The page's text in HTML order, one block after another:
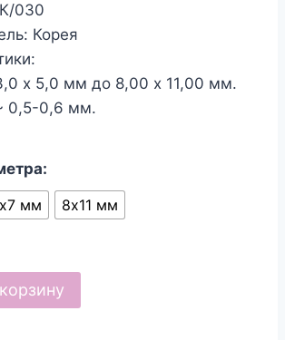
030
Корея
х 5,0 мм до 8,00 х 11,00 мм.
0,5-0,6 мм.
мм 8х11 мм